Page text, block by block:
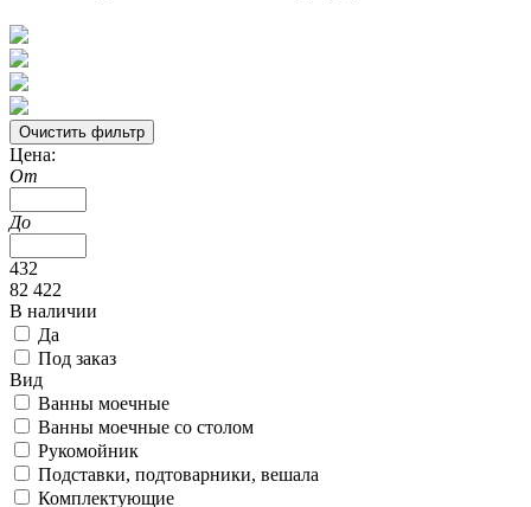
Цена:
От
До
432
82 422
В наличии
Да
Под заказ
Вид
Ванны моечные
Ванны моечные со столом
Рукомойник
Подставки, подтоварники, вешала
Комплектующие